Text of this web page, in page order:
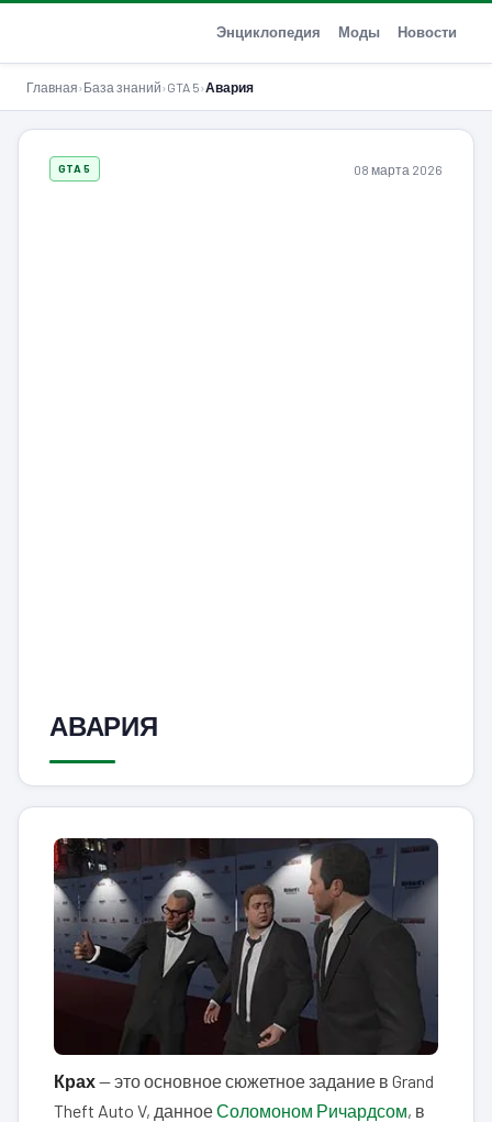
Энциклопедия Моды Новости
Главная›База знаний›GTA 5›Авария
GTA 5 08 марта 2026
АВАРИЯ
Крах— это основное сюжетное задание в Grand
Theft Auto V, данноеСоломоном Ричардсом, в